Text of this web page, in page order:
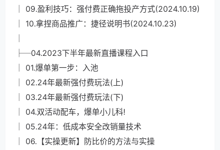
│ 09.盈利技巧：强付费正确拖投产方式(2024.10.19)
│ 10.拿捏商品推广：捷径说明书(2024.10.23)
├─04.2023下半年最新直播课程入口
│ 01.爆单第一步：入池
│ 02.24年最新强付费玩法(上)
│ 03.24年最新强付费玩法(下)
│ 04.双活动配车，爆单小儿科!
│ 05.24年：低成本安全改销量技术
│ 06.【实操更新】防比价的方法与实操